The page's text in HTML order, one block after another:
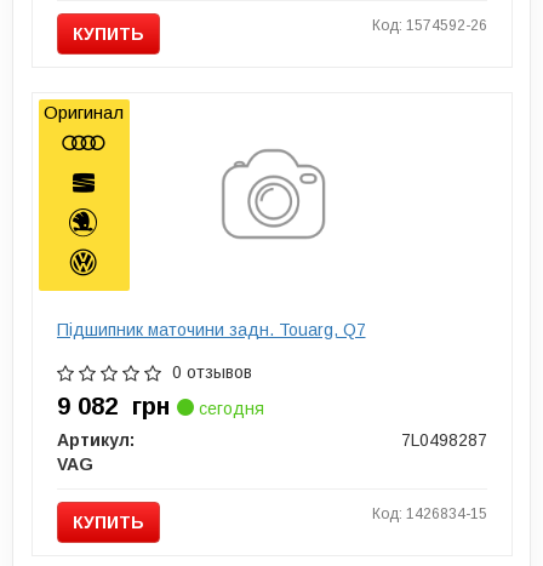
КУПИТЬ Код: 1574592-26
Пiдшипник маточини задн. Touarg, Q7
0 отзывов
9 082 грн
сегодня
Артикул:
7L0498287
VAG
КУПИТЬ Код: 1426834-15
Оригинал